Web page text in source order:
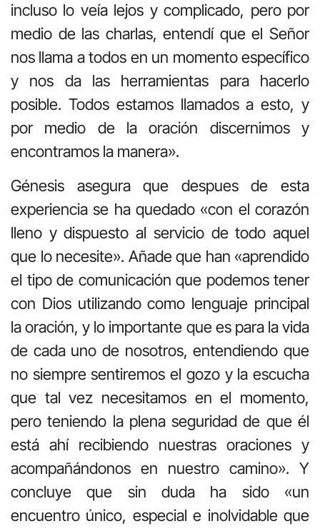
incluso lo veía lejos y complicado, pero por
medio de las charlas, entendí que el Señor
nos llama a todos en un momento específico
y nos da las herramientas para hacerlo
posible. Todos estamos llamados a esto, y
por medio de la oración discernimos y
encontramos la manera».
Génesis asegura que despues de esta
experiencia se ha quedado «con el corazón
lleno y dispuesto al servicio de todo aquel
que lo necesite». Añade que han «aprendido
el tipo de comunicación que podemos tener
con Dios utilizando como lenguaje principal
la oración, y lo importante que es para la vida
de cada uno de nosotros, entendiendo que
no siempre sentiremos el gozo y la escucha
que tal vez necesitamos en el momento,
pero teniendo la plena seguridad de que él
está ahí recibiendo nuestras oraciones y
acompañándonos en nuestro camino». Y
concluye que sin duda ha sido «un
encuentro único, especial e inolvidable que